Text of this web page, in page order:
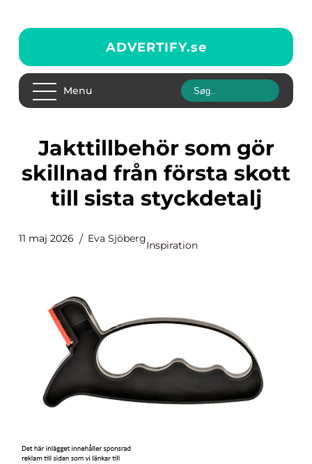
ADVERTIFY.se
Menu
Jakttillbehör som gör
skillnad från första skott
till sista styckdetalj
11 maj 2026 Eva Sjöberg
Inspiration